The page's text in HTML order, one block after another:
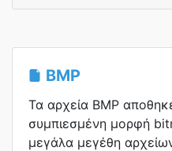
BMP
Τα αρχεία BMP
συμπιεσμένη μορφή
μεγάλα μεγέθη